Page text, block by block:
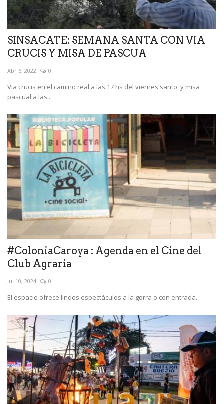
SINSACATE: SEMANA SANTA CON VIA
CRUCIS Y MISA DE PASCUA
Abr 6, 2022 0
Via crucis en el camino real a las 17 hs del viernes santo, y misa
pascual a las...
#ColoniaCaroya : Agenda en el Cine del
Club Agraria
Jul 10, 2024 0
El espacio ofrece lindos espectáculos a la gorra o con entrada.